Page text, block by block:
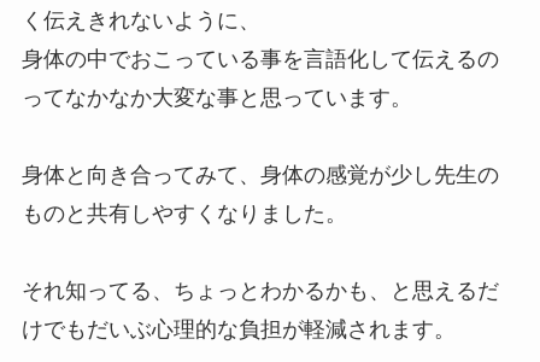
く伝えきれないように、
身体の中でおこっている事を言語化して伝えるの
ってなかなか大変な事と思っています。
身体と向き合ってみて、身体の感覚が少し先生の
ものと共有しやすくなりました。
それ知ってる、ちょっとわかるかも、と思えるだ
けでもだいぶ心理的な負担が軽減されます。